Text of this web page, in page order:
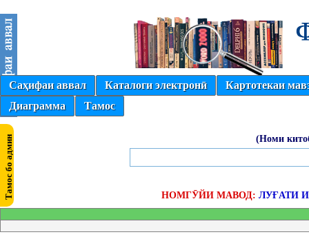
Саҳифаи аввал Каталоги электронӣ
Картотекаи
Диаграмма
Тамос
(Номи
НОМГӮЙИ МАВОД: ЛУҒАТИ